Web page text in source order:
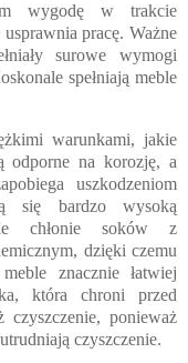
wygodę w trakcie
pracę. Ważne
surowe wymogi
spełniają meble
warunkami, jakie
odporne na korozję, a
uszkodzeniom
się bardzo wysoką
chłonie soków z
dzięki czemu
znacznie łatwiej
która chroni przed
czyszczenie, ponieważ
czyszczenie.